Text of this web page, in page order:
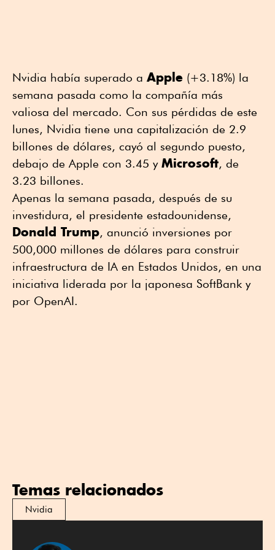
Nvidia había superado a Apple (+3.18%) la
semana pasada como la compañía más
valiosa del mercado. Con sus pérdidas de este
lunes, Nvidia tiene una capitalización de 2.9
billones de dólares, cayó al segundo puesto,
debajo de Apple con 3.45 y Microsoft, de
3.23 billones.
Apenas la semana pasada, después de su
investidura, el presidente estadounidense,
Donald Trump, anunció inversiones por
500,000 millones de dólares para construir
infraestructura de IA en Estados Unidos, en una
iniciativa liderada por la japonesa SoftBank y
por OpenAI.
Temas relacionados
Nvidia